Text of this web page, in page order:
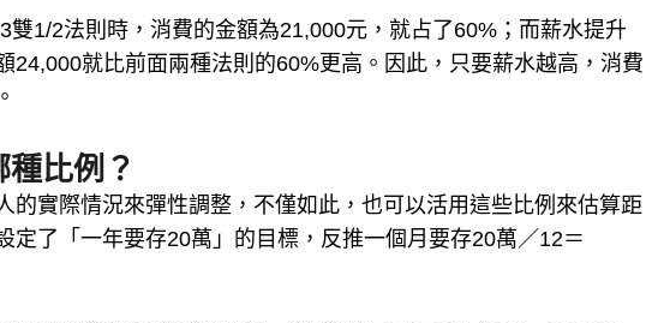
1/2法則時，消費的金額為21,000元，就占了60%；而薪水提升
24,000就比前面兩種法則的60%更高。因此，只要薪水越高，消費
比例？
的實際情況來彈性調整，不僅如此，也可以活用這些比例來估算距
定了「一年要存20萬」的目標，反推一個月要存20萬／12＝